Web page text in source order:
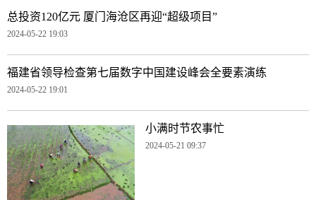
总投资120亿元 厦门海沧区再迎“超级项目”
2024-05-22 19:03
福建省领导检查第七届数字中国建设峰会全要素演练
2024-05-22 19:01
小满时节农事忙
2024-05-21 09:37